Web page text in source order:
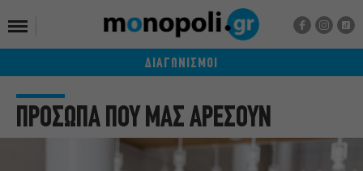
ΔΙΑΓΩΝΙΣΜΟΙ
ΠΡΟΣΩΠΑ ΠΟΥ ΜΑΣ ΑΡΕΣΟΥΝ